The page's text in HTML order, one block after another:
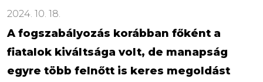
2024. 10. 18.
A fogszabályozás korábban főként a
fiatalok kiváltsága volt, de manapság
egyre több felnőtt is keres megoldást